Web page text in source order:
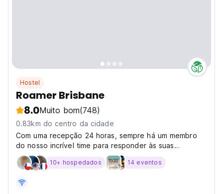
Hostel
Roamer Brisbane
8.0Muito bom(748)
0.83km do centro da cidade
Com uma recepção 24 horas, sempre há um membro
do nosso incrível time para responder às suas
perguntas.
10+ hospedados 14 eventos